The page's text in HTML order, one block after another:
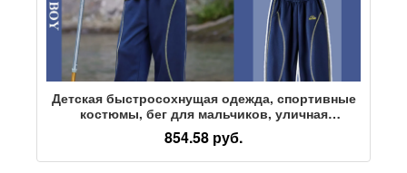
Детская быстросохнущая одежда, спортивные
костюмы, бег для мальчиков, уличная
солнцезащитная одежда, детская футбольная
форма больших размеров, брюки с длинными
рукавами, альпинизм
854.58 руб.